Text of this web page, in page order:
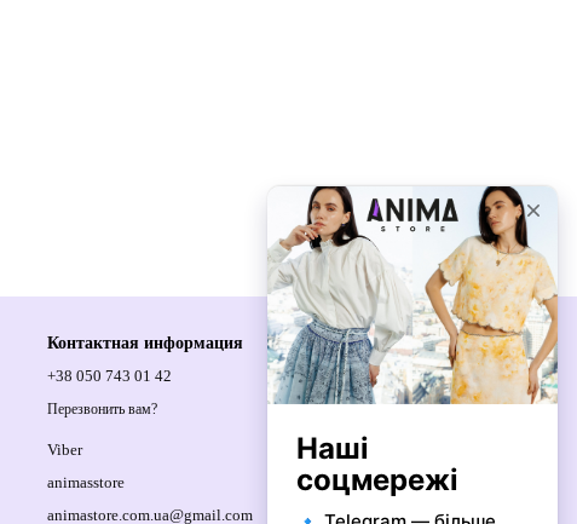
Контактная информация
+38 050 743 01 42
Перезвонить вам?
Viber
animasstore
animastore.com.ua@gmail.com
Спортивна площа, 1, м.Київ, 01021,
Україна